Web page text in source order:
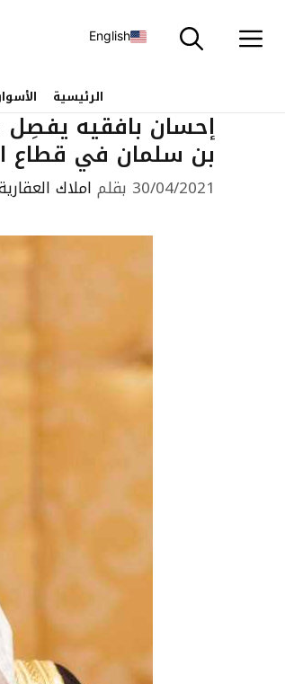
إلى
English
الرئيسية
إحسان بافقيه يفصِل
بن سلمان في قطاع
30/04/2021 بقلم املاك